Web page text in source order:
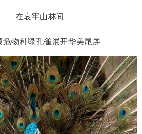
在哀牢山林间
危物种绿孔雀展开华美尾屏